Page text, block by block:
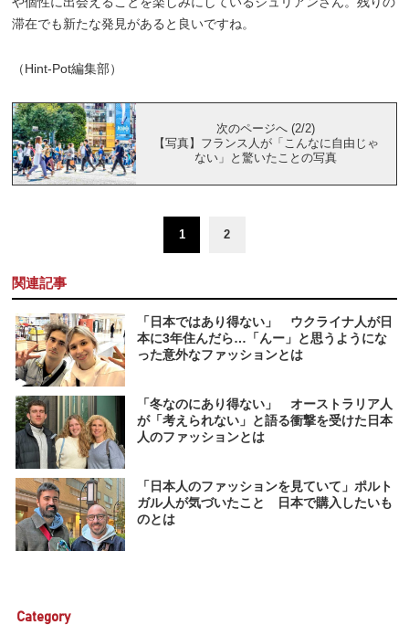
滞在でも新たな発見があると良いですね。
（Hint-Pot編集部）
次のページへ (2/2)
【写真】フランス人が「こんなに自由じゃ
ない」と驚いたことの写真
1 2
関連記事
「日本ではあり得ない」 ウクライナ人が日
本に3年住んだら…「んー」と思うようにな
った意外なファッションとは
「冬なのにあり得ない」 オーストラリア人
が「考えられない」と語る衝撃を受けた日本
人のファッションとは
「日本人のファッションを見ていて」ポルト
ガル人が気づいたこと 日本で購入したいも
のとは
Category